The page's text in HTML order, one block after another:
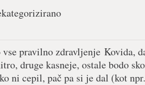
pravilno zdravljenje Kovida,
druge kasneje, ostale bodo
ni cepil, pač pa si je dal (kot